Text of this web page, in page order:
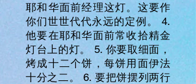
耶和华面前经理这灯。这要作
你们世世代代永远的定例。 4.
他要在耶和华面前常收拾精金
灯台上的灯。 5. 你要取细面，
烤成十二个饼，每饼用面伊法
十分之二。 6. 要把饼摆列两行